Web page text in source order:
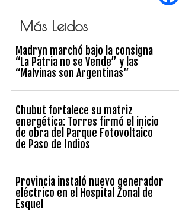
Más Leidos
Madryn marchó bajo la consigna
“La Patria no se Vende” y las
“Malvinas son Argentinas”
Chubut fortalece su matriz
energética: Torres firmó el inicio
de obra del Parque Fotovoltaico
de Paso de Indios
Provincia instaló nuevo generador
eléctrico en el Hospital Zonal de
Esquel